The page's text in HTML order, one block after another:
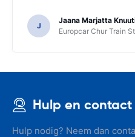
J
Jaana Marjatta
Europcar Chur Train
Hulp en contact
Hulp nodig? Neem dan